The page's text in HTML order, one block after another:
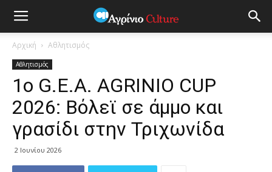
Αρχική Αθλητισμός
Αθλητισμός
1ο G.E.A. AGRINIO CUP
2026: Βόλεϊ σε άμμο και
γρασίδι στην Τριχωνίδα
2 Ιουνίου 2026